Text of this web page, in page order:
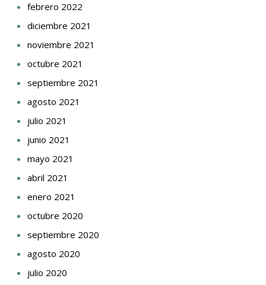
febrero 2022
diciembre 2021
noviembre 2021
octubre 2021
septiembre 2021
agosto 2021
julio 2021
junio 2021
mayo 2021
abril 2021
enero 2021
octubre 2020
septiembre 2020
agosto 2020
julio 2020